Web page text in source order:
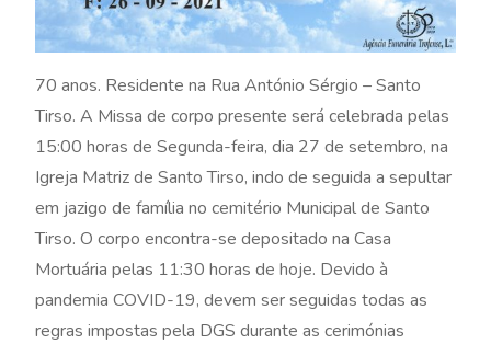
70 anos. Residente na Rua António Sérgio – Santo
Tirso. A Missa de corpo presente será celebrada pelas
15:00 horas de Segunda-feira, dia 27 de setembro, na
Igreja Matriz de Santo Tirso, indo de seguida a sepultar
em jazigo de família no cemitério Municipal de Santo
Tirso. O corpo encontra-se depositado na Casa
Mortuária pelas 11:30 horas de hoje. Devido à
pandemia COVID-19, devem ser seguidas todas as
regras impostas pela DGS durante as cerimónias